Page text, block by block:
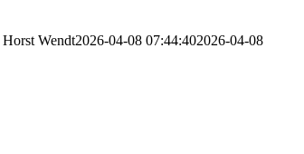
Horst Wendt2026-04-08 07:44:402026-04-08